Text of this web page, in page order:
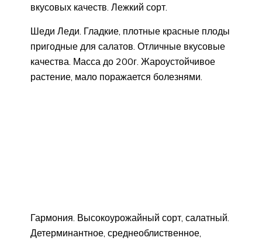
вкусовых качеств. Лежкий сорт.
Шеди Леди. Гладкие, плотные красные плоды
пригодные для салатов. Отличные вкусовые
качества. Масса до 200г. Жароустойчивое
растение, мало поражается болезнями.
Гармония. Высокоурожайный сорт, салатный.
Детерминантное, среднеоблиственное,